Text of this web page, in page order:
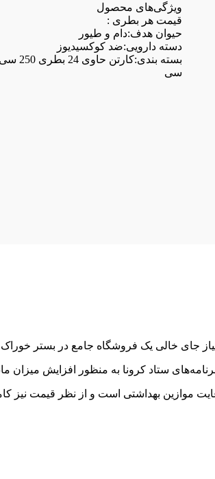
ویژگی‌های محصول
قیمت هر بطری :
حیوان هدف:دام و طیور
دسته دارویی:ضد کوکسیدیوز
بسته بندی:
کارتن حاوی 24 بطری 250 سی
سی
جای خالی یک فروشگاه جامع در بستر
ستاد کرونا به منظور افزایش میزان
موازین بهداشتی است و از نظر قیمت نیز